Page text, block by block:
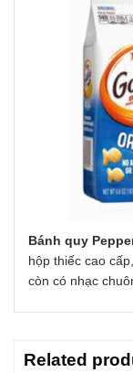
Bánh quy
hộp thiếc cao
còn có nhạc
Related